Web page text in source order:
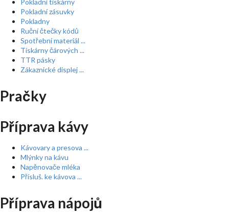
Pokladní tiskárny
Pokladní zásuvky
Pokladny
Ruční čtečky kódů
Spotřební materiál ...
Tiskárny čárových ...
TTR pásky
Zákaznické displej ...
Pračky
Příprava kávy
Kávovary a presova ...
Mlýnky na kávu
Napěnovače mléka
Přísluš. ke kávova ...
Příprava nápojů